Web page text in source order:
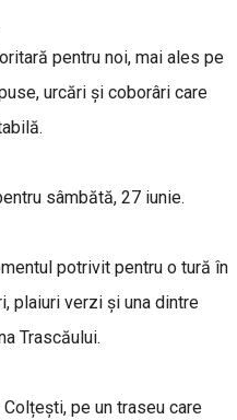
pentru noi, mai ales pe
urcări și coborâri care
sâmbătă, 27 iunie.
potrivit pentru o tură în
plaiuri verzi și una dintre
Trascăului.
pe un traseu care